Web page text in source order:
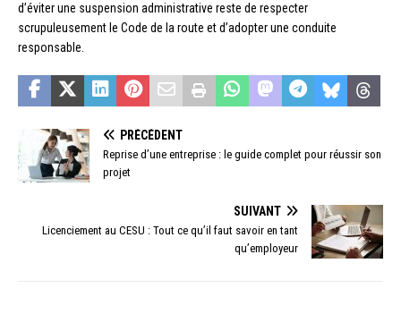
d’éviter une suspension administrative reste de respecter
scrupuleusement le Code de la route et d’adopter une conduite
responsable.
PRÉCÉDENT
Reprise d’une entreprise : le guide complet pour réussir son
projet
SUIVANT
Licenciement au CESU : Tout ce qu’il faut savoir en tant
qu’employeur